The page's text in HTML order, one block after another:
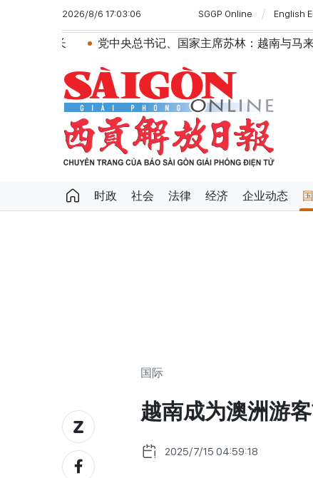
2026/8/6 17:03:06 SGGP Online English
党中央总书记、国家主席苏林：越南与马来西亚关系日益
时政 社会 法律 经济 企业动态
国际
越南成为澳洲游
2025/7/15 04:59:18